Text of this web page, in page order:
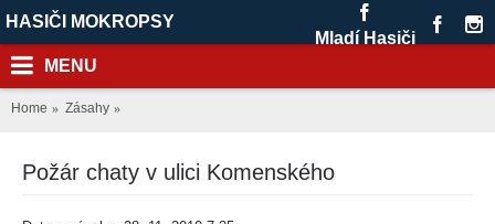
HASIČI MOKROPSY
Mladí Hasiči
MENU
Home Zásahy
Požár chaty v ulici Komenského